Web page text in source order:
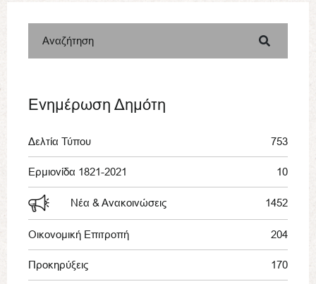
Αναζήτηση
Ενημέρωση Δημότη
Δελτία Τύπου 753
Ερμιονίδα 1821-2021 10
Νέα & Ανακοινώσεις 1452
Οικονομική Επιτροπή 204
Προκηρύξεις 170